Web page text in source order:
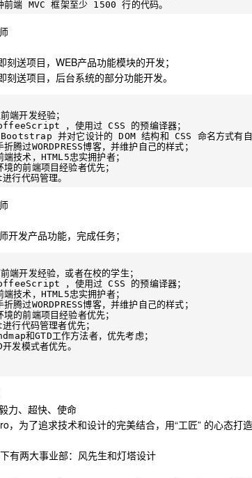
刻送项目，WEB产品功能模块的开发；
刻送项目，后台系统的部分功能开发。
端开发经验；
，使用过 CSS 的预编译器；
并对它设计的 DOM 结构和 CSS 命名方式有自
腾过WORDPRESS博客，并维护自己的样式；
技术，HTML5忠实拥护者；
的前端项目经验者优先；
开发产品功能，完成任务；
端开发经验，或者在校的学生；
，使用过 CSS 的预编译器；
技术，HTML5忠实拥护者；
腾过WORDPRESS博客，并维护自己的样式；
的前端项目经验者优先；
行代码管理者优先；
和GTD工作方法者，优先考虑；
发模式者优先。
力、超快、使命
，为了追求技术和设计的完美结合，用“工匠” 的心态打
有两大事业部：风先生和灯塔设计